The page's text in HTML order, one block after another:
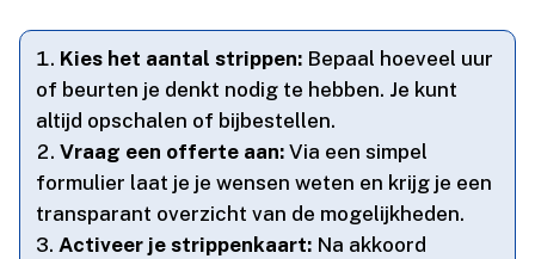
Kies het aantal strippen: Bepaal hoeveel uur
of beurten je denkt nodig te hebben.​ Je kunt
altijd opschalen of bijbestellen.​
Vraag een offerte aan: Via een simpel
formulier laat je je wensen weten en krijg je een
transparant overzicht van de mogelijkheden.​
Activeer je strippenkaart: Na akkoord